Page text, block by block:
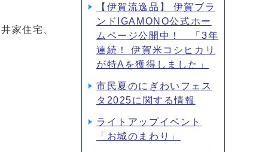
家住宅、
【伊賀流逸品】 伊賀ブラ
ンドIGAMONO公式ホー
ムページ公開中！ 「3年
連続！ 伊賀米コシヒカリ
が特Aを獲得しました」
市民夏のにぎわいフェス
タ2025に関する情報
ライトアップイベント
「お城のまわり」